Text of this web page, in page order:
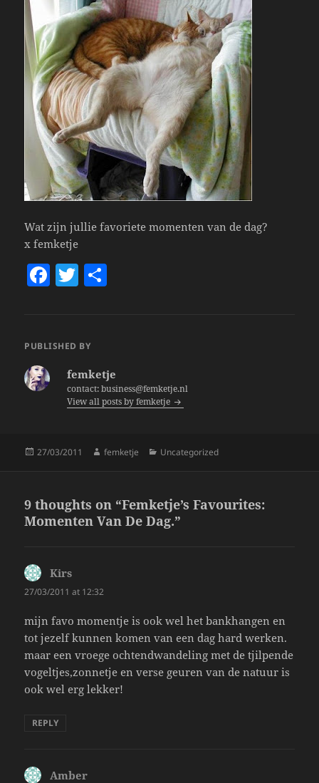
Wat zijn jullie favoriete momenten van de dag?
x femketje
F
e
T
er
PUBLISHED BY
femketje
contact: business@femketje.nl
View all posts by femketje
Posted
27/03/2011 Author
femketje Categories
Uncategorized
9 thoughts on “Femketje’s Favourites:
Momenten Van De Dag.”
Kirs
27/03/2011 at 12:32
mijn favo momentje is ook wel het bankhangen en
tot jezelf kunnen komen van een dag hard werken.
maar een vroege ochtendwandeling met de tjilpende
vogeltjes,zonnetje en verse geuren van de natuur is
ook wel erg lekker!
REPLY
Amber